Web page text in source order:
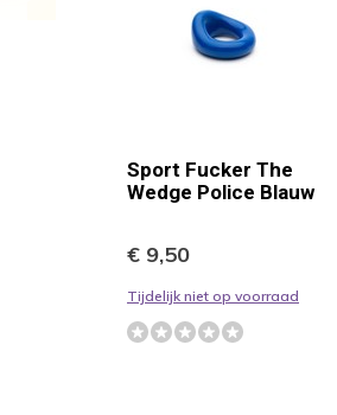
Sport Fucker The
Wedge Police Blauw
€ 9,50
Tijdelijk niet op voorraad